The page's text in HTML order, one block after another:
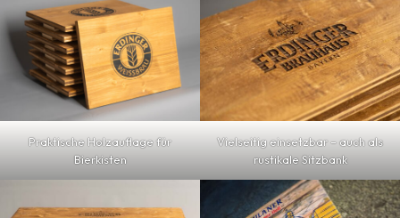
Praktische Holzauflage für
Bierkisten
Vielseitig einsetzbar – auch als
rustikale Sitzbank